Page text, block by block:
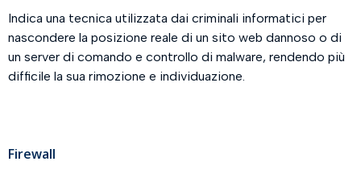
Indica una tecnica utilizzata dai criminali informatici per
nascondere la posizione reale di un sito web dannoso o di
un server di comando e controllo di malware, rendendo più
difficile la sua rimozione e individuazione.
Firewall